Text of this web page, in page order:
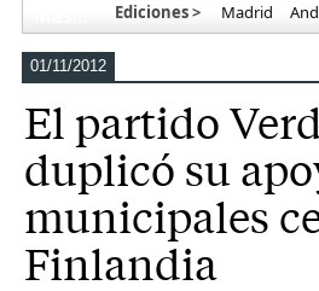
Ediciones > Madrid
01/11/2012
El partido
duplicó su
municipales
Finlandia